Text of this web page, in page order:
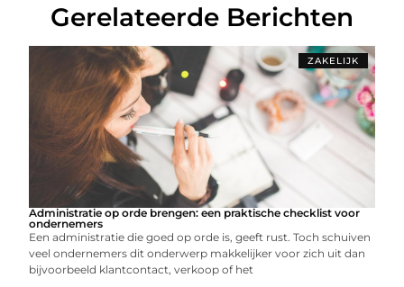
Gerelateerde Berichten
ZAKELIJK
Administratie op orde brengen: een praktische checklist voor
ondernemers
Een administratie die goed op orde is, geeft rust. Toch schuiven
veel ondernemers dit onderwerp makkelijker voor zich uit dan
bijvoorbeeld klantcontact, verkoop of het